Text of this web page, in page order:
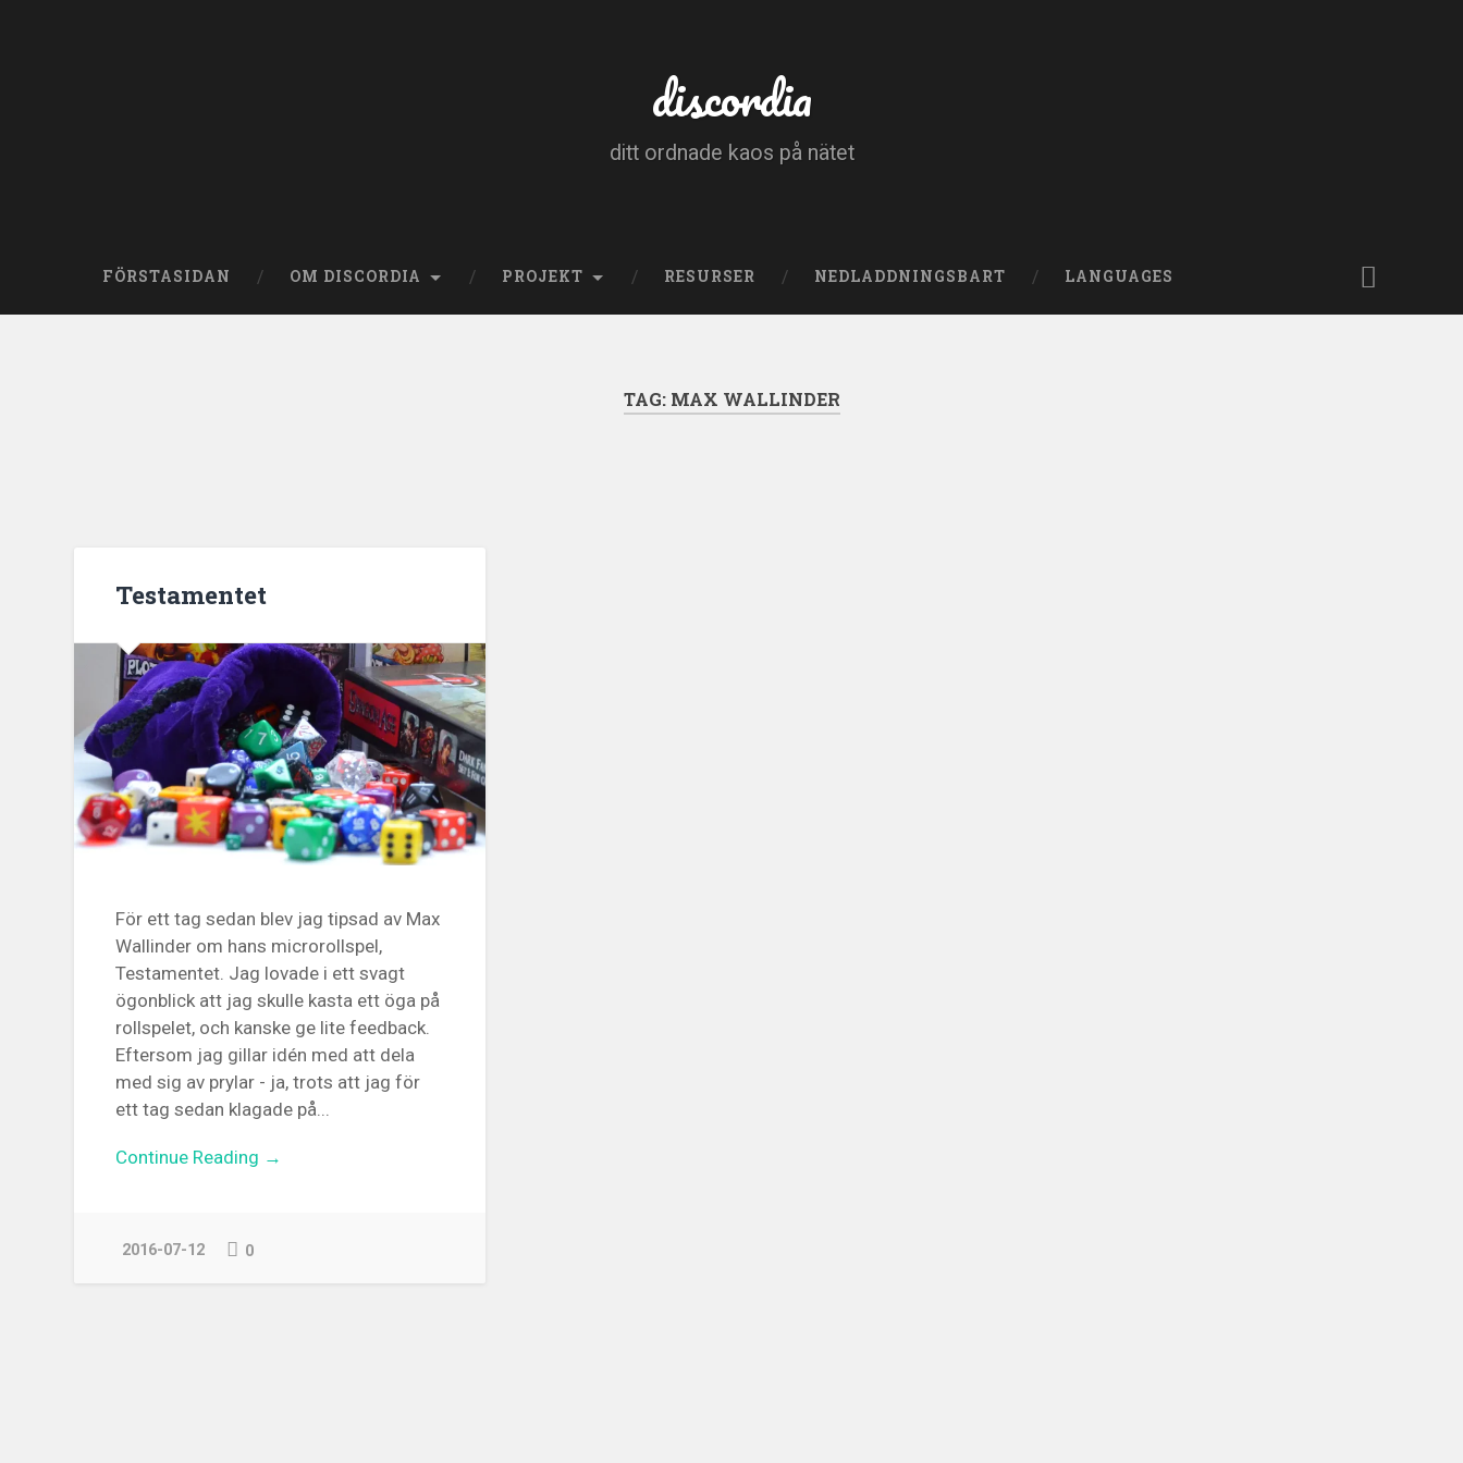
discordia
ditt ordnade kaos på nätet
FÖRSTASIDAN OM DISCORDIA PROJEKT RESURSER NEDLADDNINGSBART LANGUAGES
TAG: MAX WALLINDER
Testamentet
För ett tag sedan blev jag tipsad av Max
Wallinder om hans microrollspel,
Testamentet. Jag lovade i ett svagt
ögonblick att jag skulle kasta ett öga på
rollspelet, och kanske ge lite feedback.
Eftersom jag gillar idén med att dela
med sig av prylar - ja, trots att jag för
ett tag sedan klagade på...
Continue Reading →
2016-07-12 0